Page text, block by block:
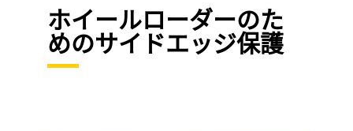
ホイールローダーのた
めのサイドエッジ保護